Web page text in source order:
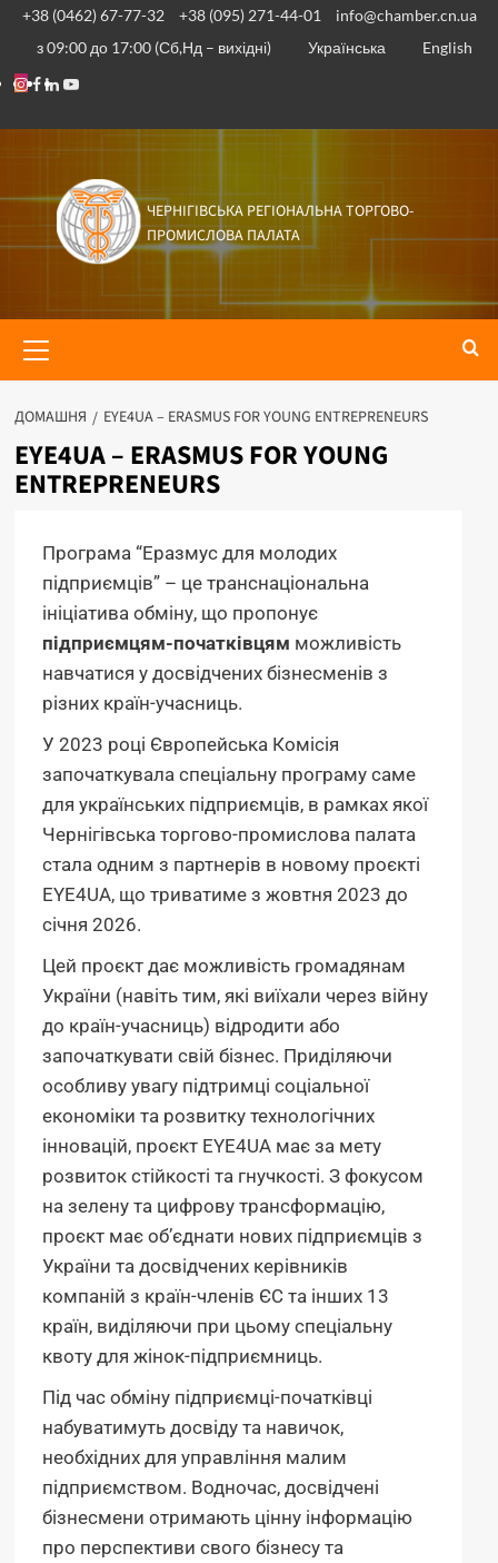
+38 (0462) 67-77-32 +38 (095) 271-44-01
info@chamber.cn.ua
з 09:00 до 17:00 (Сб,Нд – вихідні)
Українська English
ЧЕРНІГІВСЬКА РЕГІОНАЛЬНА ТОРГОВО-
ПРОМИСЛОВА ПАЛАТА
ДОМАШНЯ EYE4UA – ERASMUS FOR YOUNG ENTREPRENEURS
EYE4UA – ERASMUS FOR YOUNG
ENTREPRENEURS
Програма “Еразмус для молодих
підприємців” – це транснаціональна
ініціатива обміну, що пропонує
підприємцям-початківцям можливість
навчатися у досвідчених бізнесменів з
різних країн-учасниць.
У 2023 році Європейська Комісія
започаткувала спеціальну програму саме
для українських підприємців, в рамках якої
Чернігівська торгово-промислова палата
стала одним з партнерів в новому проєкті
EYE4UA, що триватиме з жовтня 2023 до
січня 2026.
Цей проєкт дає можливість громадянам
України (навіть тим, які виїхали через війну
до країн-учасниць) відродити або
започаткувати свій бізнес. Приділяючи
особливу увагу підтримці соціальної
економіки та розвитку технологічних
інновацій, проєкт EYE4UA має за мету
розвиток стійкості та гнучкості. З фокусом
на зелену та цифрову трансформацію,
проєкт має об’єднати нових підприємців з
України та досвідчених керівників
компаній з країн-членів ЄС та інших 13
країн, виділяючи при цьому спеціальну
квоту для жінок-підприємниць.
Під час обміну підприємці-початківці
набуватимуть досвіду та навичок,
необхідних для управління малим
підприємством. Водночас, досвідчені
бізнесмени отримають цінну інформацію
про перспективи свого бізнесу та